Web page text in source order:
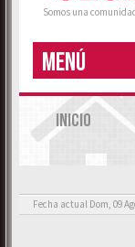
Somos una
MENÚ
INICIO
Fecha actual Dom, 09